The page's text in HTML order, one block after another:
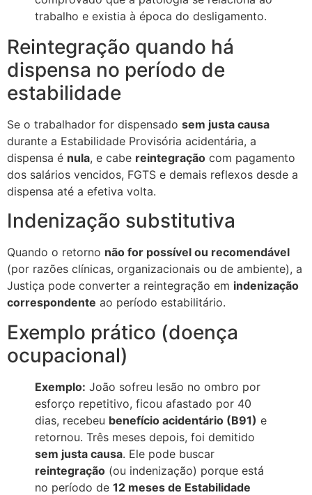
trabalho e existia à época do desligamento.
Reintegração quando há
dispensa no período de
estabilidade
Se o trabalhador for dispensado sem justa causa
durante a Estabilidade Provisória acidentária, a
dispensa é nula, e cabe reintegração com pagamento
dos salários vencidos, FGTS e demais reflexos desde a
dispensa até a efetiva volta.
Indenização substitutiva
Quando o retorno não for possível ou recomendável
(por razões clínicas, organizacionais ou de ambiente), a
Justiça pode converter a reintegração em indenização
correspondente ao período estabilitário.
Exemplo prático (doença
ocupacional)
Exemplo: João sofreu lesão no ombro por
esforço repetitivo, ficou afastado por 40
dias, recebeu benefício acidentário (B91) e
retornou. Três meses depois, foi demitido
sem justa causa. Ele pode buscar
reintegração (ou indenização) porque está
no período de 12 meses de Estabilidade